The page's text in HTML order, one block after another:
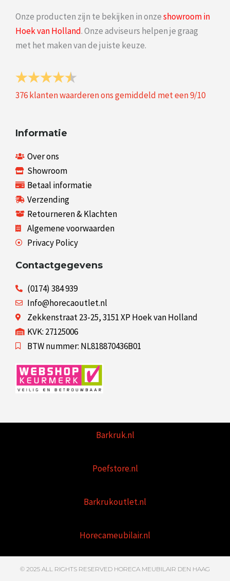
Onze producten zijn te bekijken in onzeshowroom in
Hoek van Holland. Onze adviseurs helpen je graag
met het maken van de juiste keuze.
376klanten waarderen ons gemiddeld met een9/10
Informatie
Over ons
Showroom
Betaal informatie
Verzending
Retourneren & Klachten
Algemene voorwaarden
Privacy Policy
Contactgegevens
(0174) 384 939
Info@horecaoutlet.nl
Zekkenstraat 23-25, 3151 XP Hoek van Holland
KVK: 27125006
BTW nummer: NL818870436B01
Barkruk.nl
Poefstore.nl
Barkrukoutlet.nl
Horecameubilair.nl
© 2025 ALL RIGHTS RESERVED HORECA MEUBILAIR DEN HAAG